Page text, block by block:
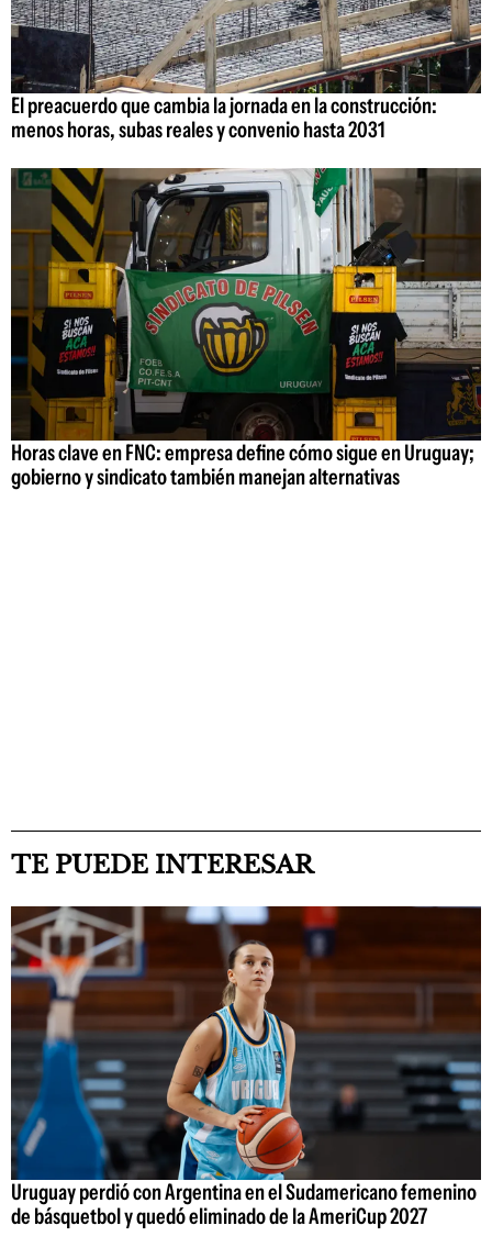
El preacuerdo que cambia la jornada en la construcción:
menos horas, subas reales y convenio hasta 2031
Horas clave en FNC: empresa define cómo sigue en Uruguay;
gobierno y sindicato también manejan alternativas
TE PUEDE INTERESAR
Uruguay perdió con Argentina en el Sudamericano femenino
de básquetbol y quedó eliminado de la AmeriCup 2027